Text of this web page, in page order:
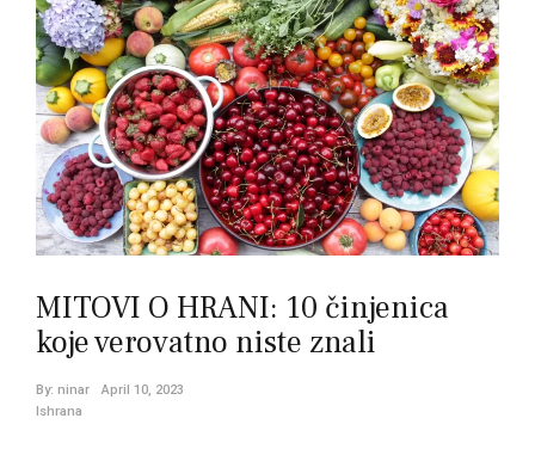
MITOVI O HRANI: 10 činjenica
koje verovatno niste znali
By: ninar
April 10, 2023
Ishrana